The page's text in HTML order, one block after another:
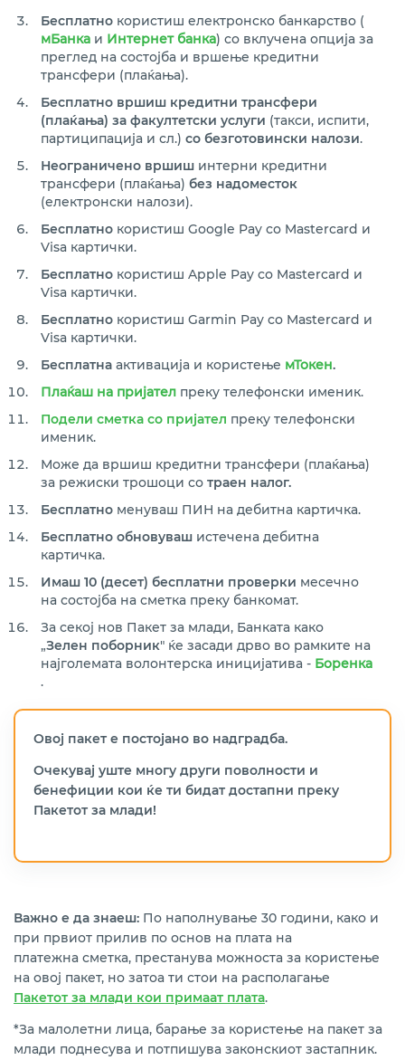
Бесплатно користиш електронско банкарство (
мБанка и Интернет банка) со вклучена опција за
преглед на состојба и вршење кредитни
трансфери (плаќања).
Бесплатно вршиш кредитни трансфери
(плаќања) за факултетски услуги (такси, испити,
партиципација и сл.) со безготовински налози.
Неограничено вршиш интерни кредитни
трансфери (плаќања) без надоместок
(електронски налози).
Бесплатно користиш Google Pay со Mastercard и
Visa картички.
Бесплатно користиш Apple Pay со Mastercard и
Visa картички.
Бесплатно користиш Garmin Pay со Mastercard и
Visa картички.
Бесплатна активација и користење мТокен.
Плаќаш на пријател преку телефонски именик.
Подели сметка со пријател преку телефонски
именик.
Може да вршиш кредитни трансфери (плаќања)
за режиски трошоци со траен налог.
Бесплатно менуваш ПИН на дебитна картичка.
Бесплатнo обновуваш истечена дебитна
картичка.
Имаш 10 (десет) бесплатни проверки месечно
на состојба на сметка преку банкомат.
За секој нов Пакет за млади, Банката како
„Зелен поборник" ќе засади дрво во рамките на
најголемата волонтерска иницијатива - Боренка
.
Овој пакет е постојано во надградба.
Очекувај уште многу други поволности и
бенефиции кои ќе ти бидат достапни преку
Пакетот за млади!
Важно е да знаеш: По наполнување 30 години, како и
при првиот прилив по основ на плата на
платежна сметка, престанува можноста за користење
на овој пакет, но затоа ти стои на располагање
Пакетот за млади кои примаат плата.
*За малолетни лица, барање за користење на пакет за
млади поднесува и потпишува законскиот застапник.